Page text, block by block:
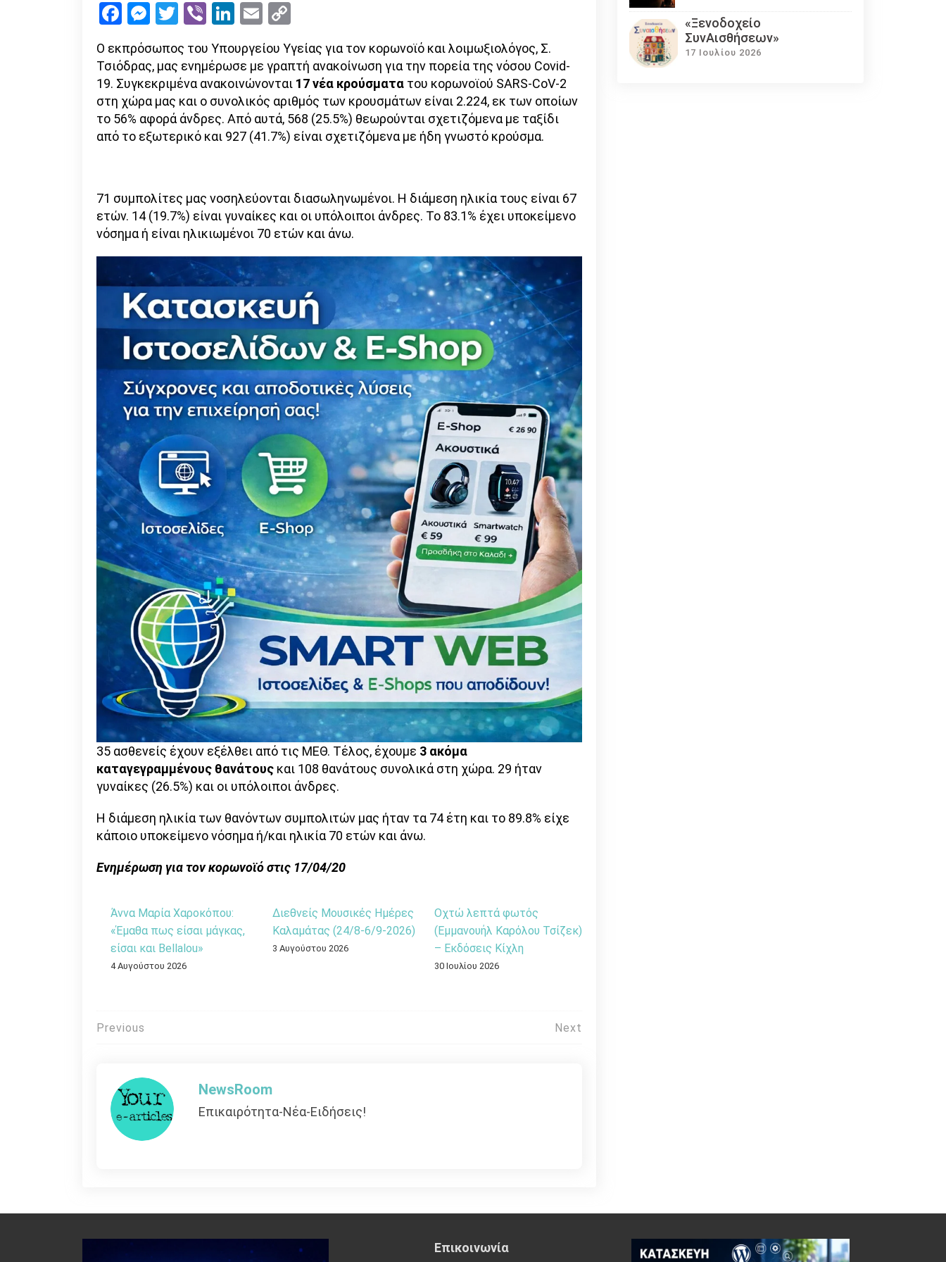
Facebook
Messenger
Twitter
ViberLinkedIn
Email
Link
Ο εκπρόσωπος του Υπουργείου Υγείας για τον κορωνοϊό και λοιμωξιολόγος, Σ.
Τσιόδρας, μας ενημέρωσε με γραπτή ανακοίνωση για την πορεία της νόσου Covid-
19. Συγκεκριμένα ανακοινώνονται 17 νέα κρούσματα του κορωνοϊού SARS-CoV-2
στη χώρα μας και ο συνολικός αριθμός των κρουσμάτων είναι 2.224, εκ των οποίων
το 56% αφορά άνδρες. Από αυτά, 568 (25.5%) θεωρούνται σχετιζόμενα με ταξίδι
από το εξωτερικό και 927 (41.7%) είναι σχετιζόμενα με ήδη γνωστό κρούσμα.
71 συμπολίτες μας νοσηλεύονται διασωληνωμένοι. Η διάμεση ηλικία τους είναι 67
ετών. 14 (19.7%) είναι γυναίκες και οι υπόλοιποι άνδρες. Το 83.1% έχει υποκείμενο
νόσημα ή είναι ηλικιωμένοι 70 ετών και άνω.
35 ασθενείς έχουν εξέλθει από τις ΜΕΘ. Τέλος, έχουμε 3 ακόμα
καταγεγραμμένους θανάτους και 108 θανάτους συνολικά στη χώρα. 29 ήταν
γυναίκες (26.5%) και οι υπόλοιποι άνδρες.
Η διάμεση ηλικία των θανόντων συμπολιτών μας ήταν τα 74 έτη και το 89.8% είχε
κάποιο υποκείμενο νόσημα ή/και ηλικία 70 ετών και άνω.
Ενημέρωση για τον κορωνοϊό στις 17/04/20
Άννα Μαρία Χαροκόπου:
«Έμαθα πως είσαι μάγκας,
είσαι και Bellalou»
4 Αυγούστου 2026
Διεθνείς Μουσικές Ημέρες
Καλαμάτας (24/8-6/9-2026)
3 Αυγούστου 2026
Οχτώ λεπτά φωτός
(Εμμανουήλ Καρόλου Τσίζεκ)
– Εκδόσεις Κίχλη
30 Ιουλίου 2026
Πλοήγηση
Previous Next
NewsRoom
Επικαιρότητα-Νέα-Ειδήσεις!
«Ξενοδοχείο
ΣυνΑισθήσεων»
17 Ιουλίου 2026
Επικοινωνία